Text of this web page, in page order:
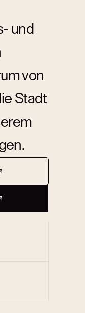
und
von
Stadt